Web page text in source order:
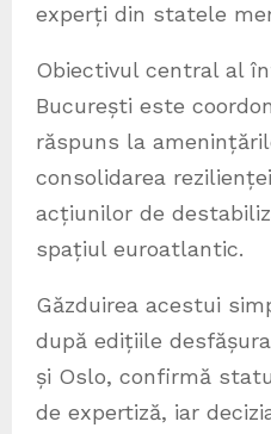
experți din statele
Obiectivul central al
București este
răspuns la
consolidarea
acțiunilor de
spațiul euroatlantic.
Găzduirea acestui
după edițiile
și Oslo, confirmă
de expertiză, iar